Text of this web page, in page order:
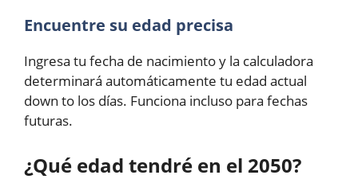
Encuentre su edad precisa
Ingresa tu fecha de nacimiento y la calculadora
determinará automáticamente tu edad actual
down to los días. Funciona incluso para fechas
futuras.
¿Qué edad tendré en el 2050?